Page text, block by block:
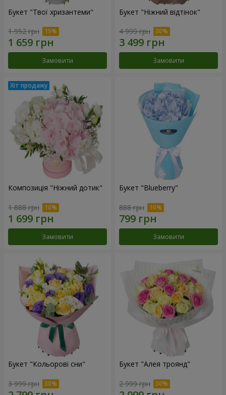
Букет "Твої хризантеми"
1 952 грн
Замовити
Букет "Ніжний відтінок"
4 999 грн
Замовити
Композиція "Ніжний дотик"
1 888 грн
Замовити
Букет "Blueberry"
888 грн
Замовити
Букет "Кольорові сни"
3 999 грн
Букет "Алея троянд"
2 999 грн